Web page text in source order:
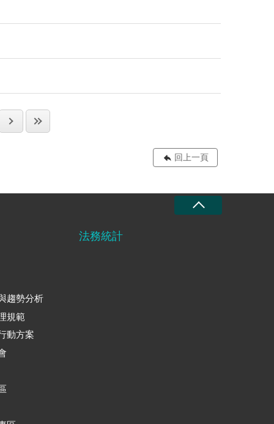
回上一頁
趨勢分析
規範
動方案
法務統計